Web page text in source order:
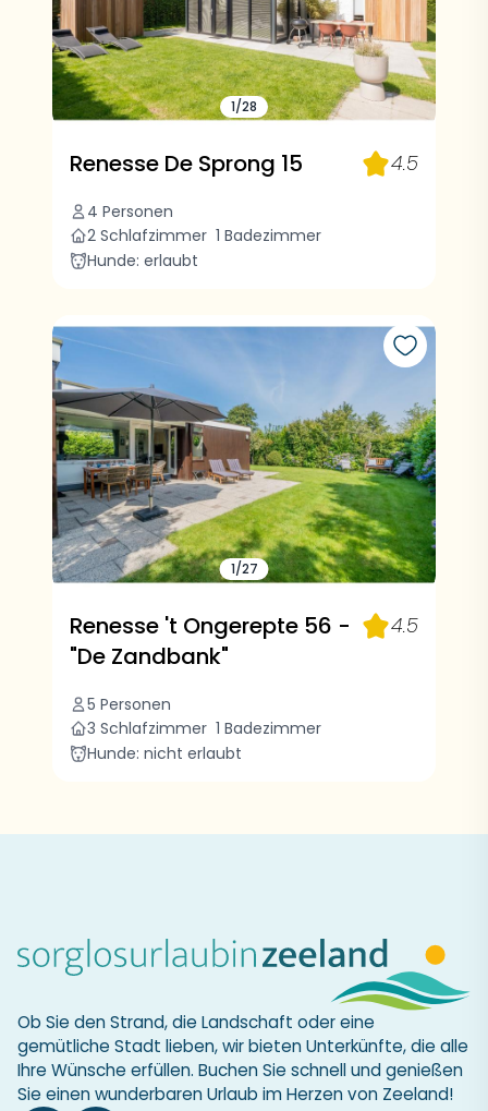
1/28
Renesse De Sprong 15
4 Personen
2 Schlafzimmer 1 Badezimmer
Hunde: erlaubt
4.5
1/27
Renesse 't Ongerepte 56 -
"De Zandbank"
5 Personen
3 Schlafzimmer 1 Badezimmer
Hunde: nicht erlaubt
4.5
Ob Sie den Strand, die Landschaft oder eine
gemütliche Stadt lieben, wir bieten Unterkünfte, die alle
Ihre Wünsche erfüllen. Buchen Sie schnell und genießen
Sie einen wunderbaren Urlaub im Herzen von Zeeland!